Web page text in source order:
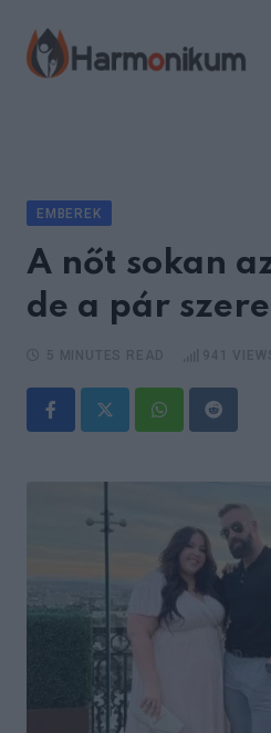
content
EMBEREK
A nőt sokan
de a pár
WhatsappReddit